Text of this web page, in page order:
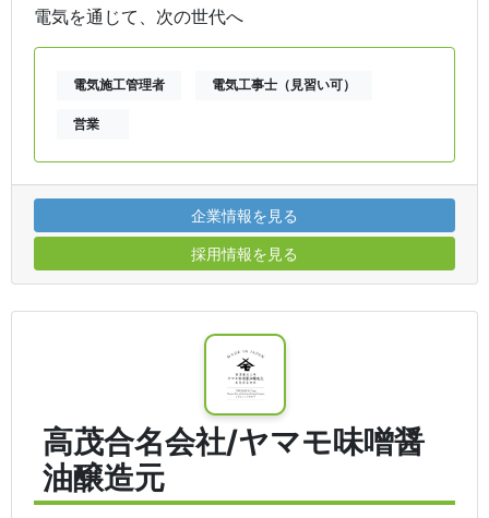
電気を通じて、次の世代へ
電気施工管理者 電気工事士（見習い可）
営業
企業情報を見る
採用情報を見る
高茂合名会社/ヤマモ味噌醤
油醸造元